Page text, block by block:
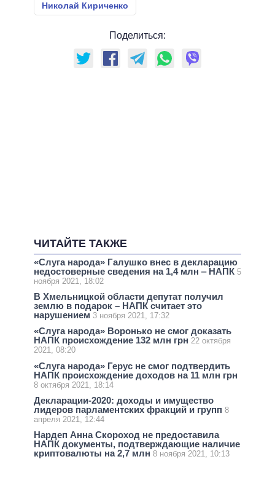
Николай Кириченко
Поделиться:
ЧИТАЙТЕ ТАКЖЕ
«Слуга народа» Галушко внес в декларацию
недостоверные сведения на 1,4 млн ‒ НАПК 5
ноября 2021, 18:02
В Хмельницкой области депутат получил
землю в подарок – НАПК считает это
нарушением 3 ноября 2021, 17:32
«Слуга народа» Воронько не смог доказать
НАПК происхождение 132 млн грн 22 октября
2021, 08:20
«Слуга народа» Герус не смог подтвердить
НАПК происхождение доходов на 11 млн грн
8 октября 2021, 18:14
Декларации-2020: доходы и имущество
лидеров парламентских фракций и групп 8
апреля 2021, 12:44
Нардеп Анна Скороход не предоставила
НАПК документы, подтверждающие наличие
криптовалюты на 2,7 млн 8 ноября 2021, 10:13